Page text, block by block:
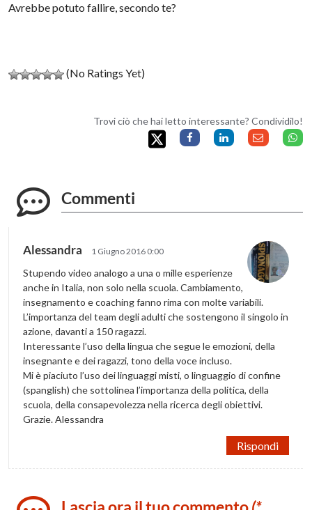
Avrebbe potuto fallire, secondo te?
(No Ratings Yet)
Trovi ciò che hai letto interessante? Condividilo!
Commenti
Alessandra 1 Giugno 2016 0:00
Stupendo video analogo a una o mille esperienze
anche in Italia, non solo nella scuola. Cambiamento,
insegnamento e coaching fanno rima con molte variabili.
L’importanza del team degli adulti che sostengono il singolo in
azione, davanti a 150 ragazzi.
Interessante l’uso della lingua che segue le emozioni, della
insegnante e dei ragazzi, tono della voce incluso.
Mi è piaciuto l’uso dei linguaggi misti, o linguaggio di confine
(spanglish) che sottolinea l’importanza della politica, della
scuola, della consapevolezza nella ricerca degli obiettivi.
Grazie. Alessandra
Rispondi